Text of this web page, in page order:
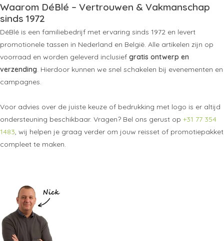
Waarom DéBlé – Vertrouwen & Vakmanschap
sinds 1972
DéBlé is een familiebedrijf met ervaring sinds 1972 en levert
promotionele tassen in Nederland en België. Alle artikelen zijn op
voorraad en worden geleverd inclusief gratis ontwerp en
verzending. Hierdoor kunnen we snel schakelen bij evenementen en
campagnes.
Voor advies over de juiste keuze of bedrukking met logo is er altijd
ondersteuning beschikbaar. Vragen? Bel ons gerust op +31 77 354
1483, wij helpen je graag verder om jouw reisset of promotiepakket
compleet te maken.